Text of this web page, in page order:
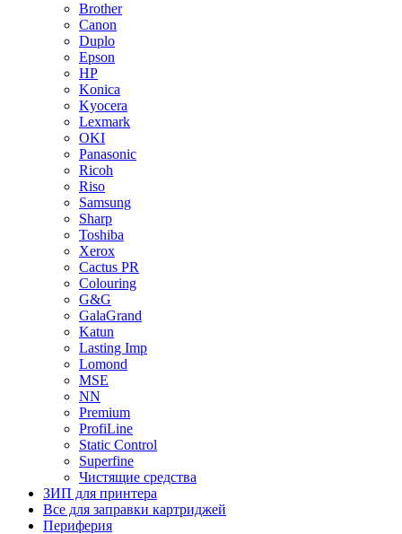
Brother
Canon
Duplo
Epson
HP
Konica
Kyocera
Lexmark
OKI
Panasonic
Ricoh
Riso
Samsung
Sharp
Toshiba
Xerox
Cactus PR
Colouring
G&G
GalaGrand
Katun
Lasting Imp
Lomond
MSE
NN
Premium
ProfiLine
Static Control
Superfine
Чистящие средства
ЗИП для принтера
Все для заправки картриджей
Периферия